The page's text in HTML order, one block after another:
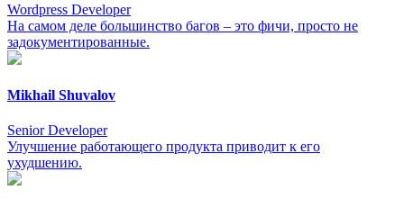
Wordpress Developer
На самом деле большинство багов – это фичи, просто не
задокументированные.
Mikhail Shuvalov
Senior Developer
Улучшение работающего продукта приводит к его
ухудшению.